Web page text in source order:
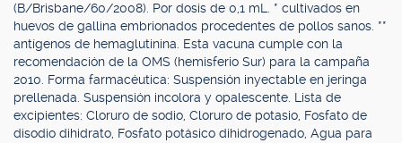
(B/Brisbane/60/2008). Por dosis de 0,1 mL. * cultivados en
huevos de gallina embrionados procedentes de pollos sanos. **
antígenos de hemaglutinina. Esta vacuna cumple con la
recomendación de la OMS (hemisferio Sur) para la campaña
2010. Forma farmacéutica: Suspensión inyectable en jeringa
prellenada. Suspensión incolora y opalescente. Lista de
excipientes: Cloruro de sodio, Cloruro de potasio, Fosfato de
disodio dihidrato, Fosfato potásico dihidrogenado, Agua para